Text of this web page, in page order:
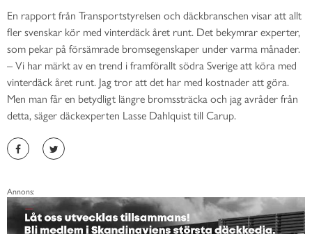
En rapport från Transportstyrelsen och däckbranschen visar att allt
fler svenskar kör med vinterdäck året runt. Det bekymrar experter,
som pekar på försämrade bromsegenskaper under varma månader.
– Vi har märkt av en trend i framförallt södra Sverige att köra med
vinterdäck året runt. Jag tror att det har med kostnader att göra.
Men man får en betydligt längre bromssträcka och jag avråder från
detta, säger däckexperten Lasse Dahlquist till Carup.
Annons: